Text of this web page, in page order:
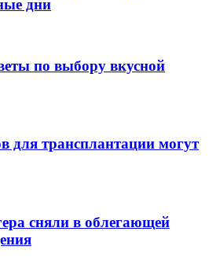
дни
по выбору вкусной
для трансплантации могут
сняли в облегающей